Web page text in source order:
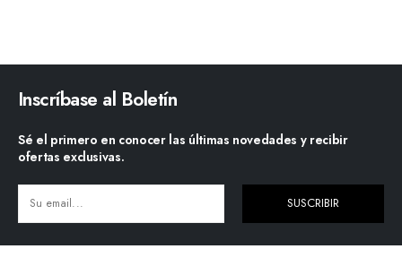
Inscríbase al Boletín
Sé el primero en conocer las últimas novedades y recibir
ofertas exclusivas.
SUSCRIBIR